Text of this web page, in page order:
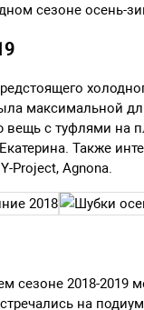
сезоне осень-
максимальной
вещь с туфлями на
Также
Project, Agnona.
сезоне 2018-
на